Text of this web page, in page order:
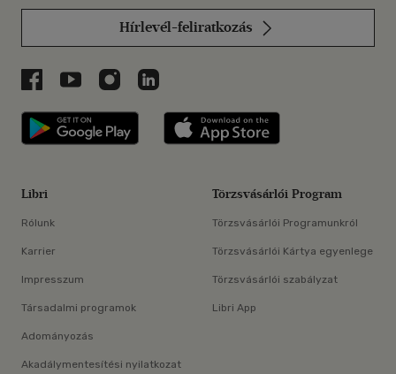
Hírlevél-feliratkozás
Libri a Facebookon
Libri a Youtube-on
Libri az Instagramon
Libri a LinkedInen
Libri applikáció Szerezd meg: Google
Libri
Rólunk
Karrier
Impresszum
Társadalmi programok
Adományozás
Akadálymentesítési nyilatkozat
Törzsvásárlói Program
Törzsvásárlói Programunkról
Törzsvásárlói Kártya egyenlege
Törzsvásárlói szabályzat
Libri App